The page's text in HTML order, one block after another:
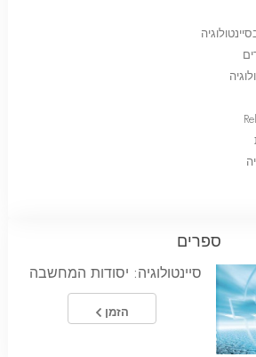
ספרים
סיינטולוגיה: יסודות המחשבה
הזמן